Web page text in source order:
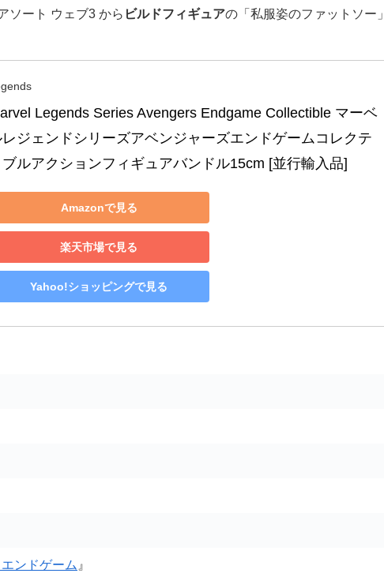
ソート ウェブ3 から ビルドフィギュアの「私服姿のファットソー」
Legends Series Avengers Endgame Collectible マーベ
レジェンドシリーズアベンジャーズエンドゲームコレクテ
ブルアクションフィギュアバンドル15cm [並行輸入品]
Amazonで見る
楽天市場で見る
Yahoo!ショッピングで見る
ンドゲーム 』